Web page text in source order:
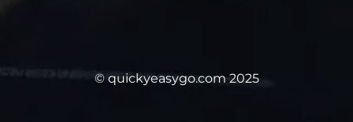
© quickyeasygo.com 2025